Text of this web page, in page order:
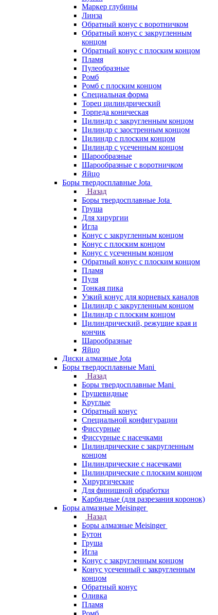
Маркер глубины
Линза
Обратный конус с воротничком
Обратный конус с закругленным
концом
Обратный конус с плоским концом
Пламя
Пулеобразные
Ромб
Ромб с плоским концом
Специальная форма
Торец цилиндрический
Торпеда коническая
Цилиндр с закругленным концом
Цилиндр с заостренным концом
Цилиндр с плоским концом
Цилиндр с усеченным концом
Шарообразные
Шарообразные с воротничком
Яйцо
Боры твердосплавные Jota
Назад
Боры твердосплавные Jota
Груша
Для хирургии
Игла
Конус с закругленным концом
Конус с плоским концом
Конус с усеченным концом
Обратный конус с плоским концом
Пламя
Пуля
Тонкая пика
Узкий конус для корневых каналов
Цилиндр с закругленным концом
Цилиндр с плоским концом
Цилиндрический, режущие края и
кончик
Шарообразные
Яйцо
Диски алмазные Jota
Боры твердосплавные Mani
Назад
Боры твердосплавные Mani
Грушевидные
Круглые
Обратный конус
Специальной конфигурации
Фиссурные
Фиссурные с насечками
Цилиндрические с закругленным
концом
Цилиндрические с насечками
Цилиндрические с плоским концом
Хирургические
Для финишной обработки
Карбидные (для разрезания коронок)
Боры алмазные Meisinger
Назад
Боры алмазные Meisinger
Бутон
Груша
Игла
Конус c закругленным концом
Конус усеченный c закругленным
концом
Обратный конус
Оливка
Пламя
Ромб